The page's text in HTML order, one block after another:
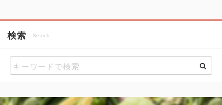
検索 Search